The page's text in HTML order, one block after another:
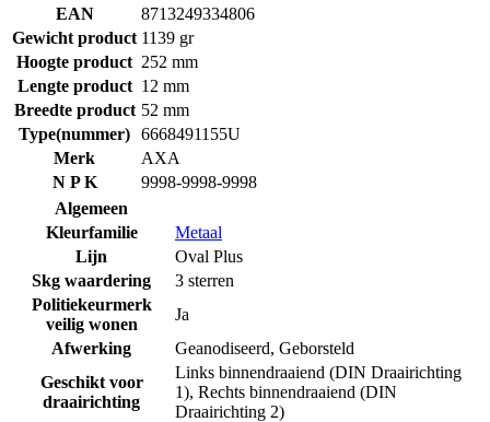
EAN
8713249334806
Gewicht product 1139 gr
Hoogte product 252 mm
Lengte product 12 mm
Breedte product 52 mm
Type(nummer) 6668491155U
Merk
AXA
N P K
9998-9998-9998
Algemeen
Kleurfamilie
Metaal
Lijn
Oval Plus
Skg waardering
3 sterren
Politiekeurmerk
veilig wonen
Ja
Afwerking
Geanodiseerd, Geborsteld
Geschikt voor
draairichting
Links binnendraaiend (DIN Draairichting
1), Rechts binnendraaiend (DIN
Draairichting 2)